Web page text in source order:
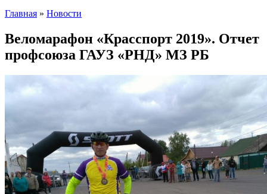
Главная » Новости
Веломарафон «Красспорт 2019». Отчет
профсоюза ГАУЗ «РНД» МЗ РБ